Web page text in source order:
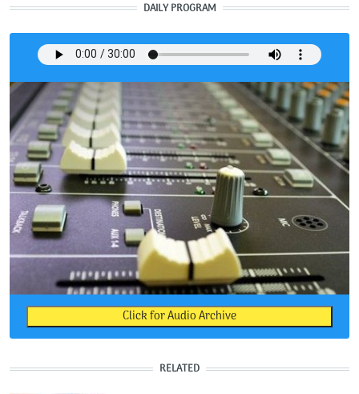
DAILY PROGRAM
Click for Audio Archive
RELATED